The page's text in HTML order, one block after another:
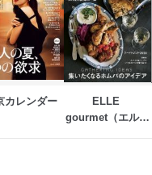
プディレクター 前
カレンダー
ELLE
gourmet（エル・